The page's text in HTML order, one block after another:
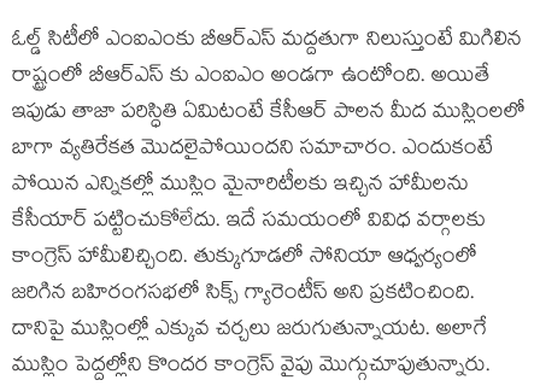
ఓల్డ్ సిటీలో ఎంఐఎంకు బీఆర్ఎస్ మద్దతుగా నిలుస్తుంటే మిగిలిన
రాష్ట్రంలో బీఆర్ఎస్ కు ఎంఐఎం అండగా ఉంటోంది. అయితే
ఇపుడు తాజా పరిస్ధితి ఏమిటంటే కేసీఆర్ పాలన మీద ముస్లింలలో
బాగా వ్యతిరేకత మొదలైపోయిందని సమాచారం. ఎందుకంటే
పోయిన ఎన్నికల్లో ముస్లిం మైనారిటీలకు ఇచ్చిన హామీలను
కేసీయార్ పట్టించుకోలేదు. ఇదే సమయంలో వివిధ వర్గాలకు
కాంగ్రెస్ హామీలిచ్చింది. తుక్కుగూడలో సోనియా ఆధ్వర్యంలో
జరిగిన బహిరంగసభలో సిక్స్ గ్యారెంటీస్ అని ప్రకటించింది.
దానిపై ముస్లింల్లో ఎక్కువ చర్చలు జరుగుతున్నాయట. అలాగే
ముస్లిం పెద్దల్లోని కొందర కాంగ్రెస్ వైపు మొగ్గుచూపుతున్నారు.